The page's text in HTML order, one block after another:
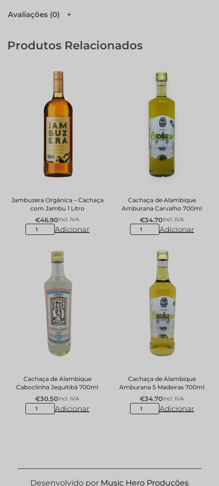
Avaliações (0)
Produtos Relacionados
Jambuzera Orgânica – Cachaça
com Jambu 1 Litro
€46.90Incl. IVA
Adicionar
Cachaça de Alambique
Amburana Carvalho 700ml
€34.70Incl. IVA
Adicionar
Cachaça de Alambique
Caboclinha Jequitibá 700ml
€30.50Incl. IVA
Adicionar
Cachaça de Alambique
Amburana 5 Madeiras 700ml
€34.70Incl. IVA
Adicionar
Desenvolvido por Music Hero Produções